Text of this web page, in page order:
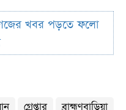
খবর পড়তে ফলো